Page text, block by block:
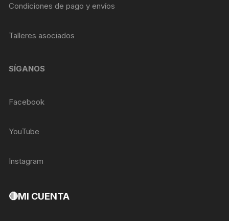
Condiciones de pago y envíos
Talleres asociados
SÍGANOS
Facebook
YouTube
Instagram
🔴MI CUENTA